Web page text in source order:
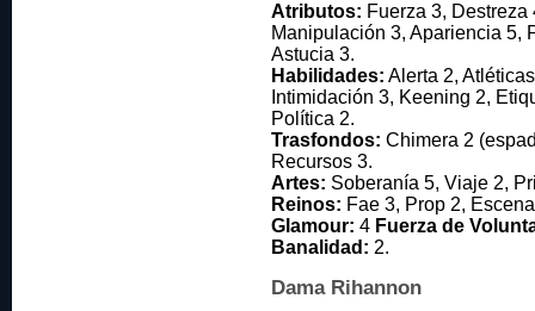
Atributos: Fuerza 3,
Manipulación 3, Apariencia 5,
Astucia 3.
Habilidades: Alerta 2,
Intimidación 3, Keening 2,
Política 2.
Trasfondos: Chimera 2
Recursos 3.
Artes: Soberanía 5, Viaje 2,
Reinos: Fae 3, Prop 2,
Glamour: 4 Fuerza de
Banalidad: 2.
Dama Rihannon